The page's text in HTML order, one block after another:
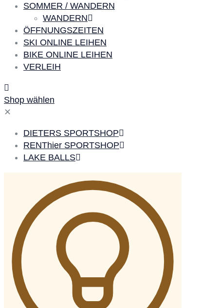
SOMMER / WANDERN
WANDERN
ÖFFNUNGSZEITEN
SKI ONLINE LEIHEN
BIKE ONLINE LEIHEN
VERLEIH
Shop wählen
✕
DIETERS SPORTSHOP
RENThier SPORTSHOP
LAKE BALLS